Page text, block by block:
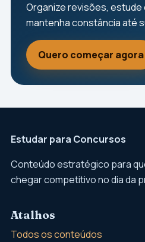
Organize revisões, estude
mantenha constância até
Quero começar agora
Estudar para Concursos
Conteúdo estratégico para
chegar competitivo no dia da
Atalhos
Todos os conteúdos